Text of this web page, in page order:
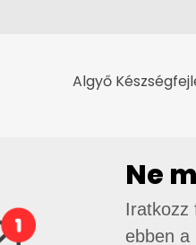
Algyő
Ne
Iratkozz
ebben a